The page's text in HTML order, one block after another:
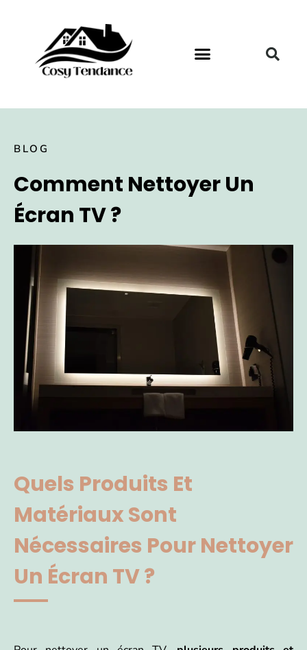
BLOG
Comment Nettoyer Un
Écran TV ?
Quels Produits Et
Matériaux Sont
Nécessaires Pour Nettoyer
Un Écran TV ?